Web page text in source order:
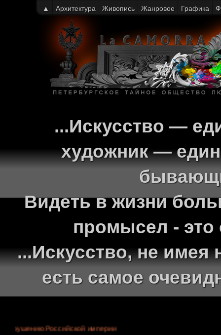
...Искусство —
художник —
Видеть в жизни
промысел - это
...Искусство, не
есть самое
и крушению Российской империи
▲ Архитектура Живопись Жанровое Графика